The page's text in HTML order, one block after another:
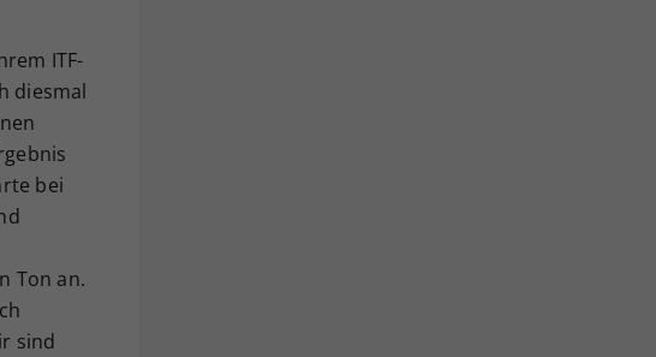
ITF-
diesmal
bei
Ton an.
sind